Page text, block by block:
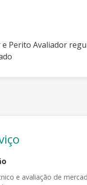
Perito Avaliador
e avaliação de